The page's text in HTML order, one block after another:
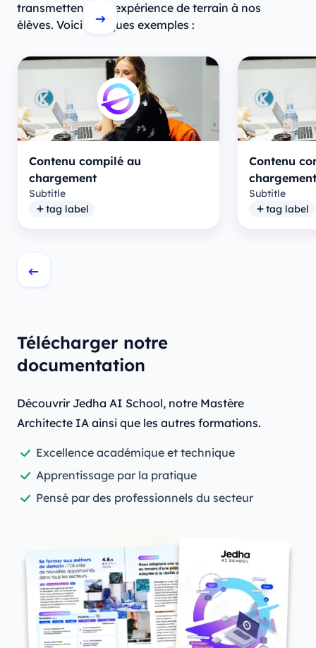
transmettent leur expérience de terrain à nos
élèves. Voici quelques exemples :
Contenu compilé au
chargement
Subtitle
tag label
Contenu
chargement
Subtitle
tag label
Télécharger notre
documentation
Découvrir Jedha AI School, notre Mastère
Architecte IA ainsi que les autres formations.
Excellence académique et technique
Apprentissage par la pratique
Pensé par des professionnels du secteur